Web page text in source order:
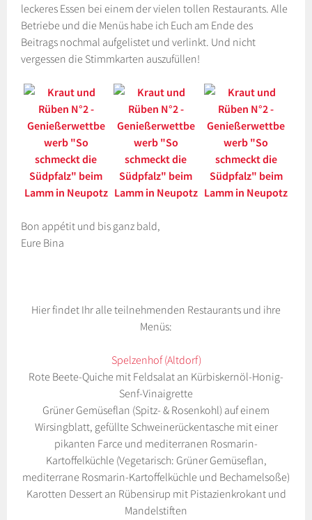
leckeres Essen bei einem der vielen tollen Restaurants. Alle
Betriebe und die Menüs habe ich Euch am Ende des
Beitrags nochmal aufgelistet und verlinkt. Und nicht
vergessen die Stimmkarten auszufüllen!
Bon appétit und bis ganz bald,
Eure Bina
Hier findet Ihr alle teilnehmenden Restaurants und ihre
Menüs:
Spelzenhof (Altdorf)
Rote Beete-Quiche mit Feldsalat an Kürbiskernöl-Honig-
Senf-Vinaigrette
Grüner Gemüseflan (Spitz- & Rosenkohl) auf einem
Wirsingblatt, gefüllte Schweinerückentasche mit einer
pikanten Farce und mediterranen Rosmarin-
Kartoffelküchle (Vegetarisch: Grüner Gemüseflan,
mediterrane Rosmarin-Kartoffelküchle und Bechamelsoße)
Karotten Dessert an Rübensirup mit Pistazienkrokant und
Mandelstiften